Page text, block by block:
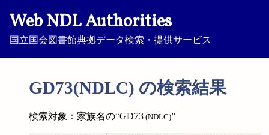
Web NDL Authorities
国立国会図書館典拠データ検索・提供サービス
GD73(NDLC) の検索結果
検索対象：家族名の“GD73 (NDLC)”